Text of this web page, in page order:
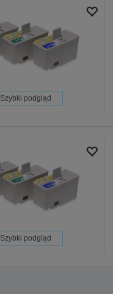
Szybki podgląd
Szybki podgląd